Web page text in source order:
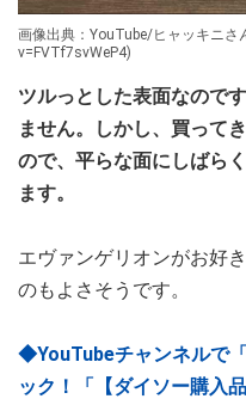
画像出典：YouTube/ヒャッキニ
v=FVTf7svWeP4)
ツルっとした表面なので
ません。しかし、買って
ので、平らな面にしばら
ます。
エヴァンゲリオンがお好
のもよさそうです。
◆YouTubeチャンネルで
ック！「【ダイソー購入